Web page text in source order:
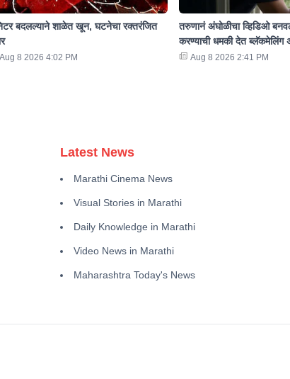
बदलल्याने शाळेत खून, घटनेचा रक्तरंजित
Aug 8 2026 4:02 PM
तरुणानं अंघोळीचा व्हिडिओ
करण्याची धमकी देत ब्लॅकमेलिंग
Aug 8 2026 2:41 PM
Latest News
Marathi Cinema News
Visual Stories in Marathi
Daily Knowledge in Marathi
Video News in Marathi
Maharashtra Today's News